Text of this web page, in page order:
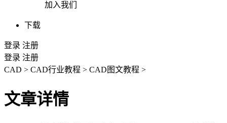
加入我们
下载
登录 注册
登录 注册
CAD > CAD行业教程 > CAD图文教程 >
文章详情